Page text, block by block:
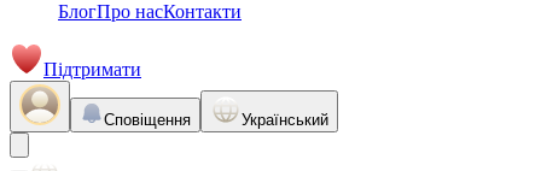
БлогПро насКонтакти
Підтримати
Сповіщення Український